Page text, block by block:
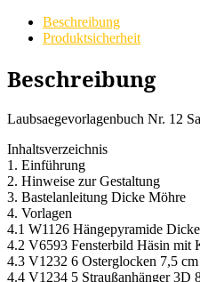
Beschreibung
Produktsicherheit
Beschreibung
Laubsaegevorlagenbuch Nr. 12
Inhaltsverzeichnis
1. Einführung
2. Hinweise zur Gestaltung
3. Bastelanleitung Dicke Möhre
4. Vorlagen
4.1 W1126 Hängepyramide
4.2 V6593 Fensterbild Häsin mit
4.3 V1232 6 Osterglocken 7,5 cm
4.4 V1234 5 Straußanhänger 3D